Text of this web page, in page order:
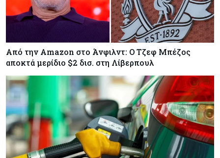
Από την Amazon στο Άνφιλντ: Ο Τζεφ Μπέζος
αποκτά μερίδιο $2 δισ. στη Λίβερπουλ